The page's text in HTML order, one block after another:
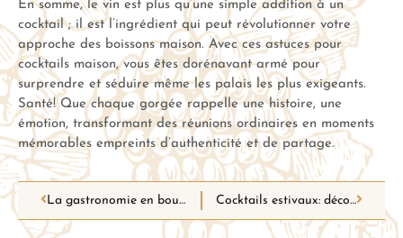
En somme, le vin est plus qu’une simple addition à un
cocktail ; il est l’ingrédient qui peut révolutionner votre
approche des boissons maison. Avec ces astuces pour
cocktails maison, vous êtes dorénavant armé pour
surprendre et séduire même les palais les plus exigeants.
Santé! Que chaque gorgée rappelle une histoire, une
émotion, transformant des réunions ordinaires en moments
mémorables empreints d’authenticité et de partage.
La gastronomie en bouteille : découvrez l’art de marier le vin à la perfection ! Cocktails estivaux: découvrez des vins transformés en rafraîchissements inattendus